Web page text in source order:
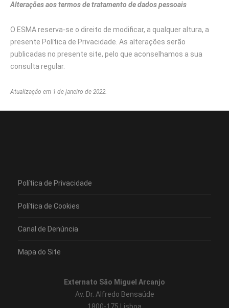
Alterações aos termos de tratamento de dados pessoais
O ESMA reserva-se o direito de modificar, a qualquer altura, a
presente Política de Privacidade. As alterações serão
publicadas no presente site, pelo que aconselhamos a sua
consulta regular.
Atualização em 1 de janeiro de 2022.
Política de Privacidade
Política de Cookies
Canal de Denúncia
Mapa do Site
Externato São Miguel Arcanjo
Av. Dr. Alfredo Bensaúde